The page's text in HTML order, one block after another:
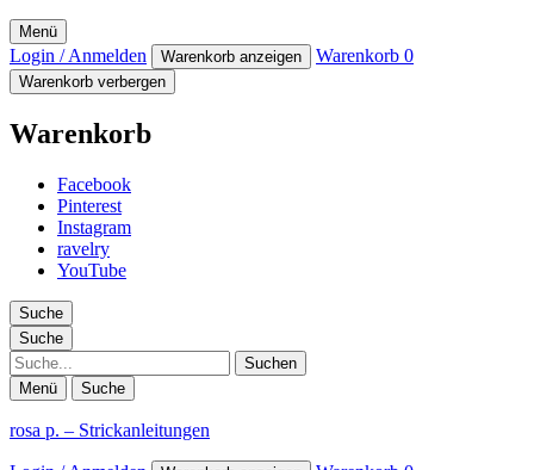
Menü
Login / Anmelden Warenkorb anzeigen Warenkorb 0
Warenkorb verbergen
Warenkorb
Facebook
Pinterest
Instagram
ravelry
YouTube
Suche
Suche
Suche
Menü Suche
rosa p. – Strickanleitungen